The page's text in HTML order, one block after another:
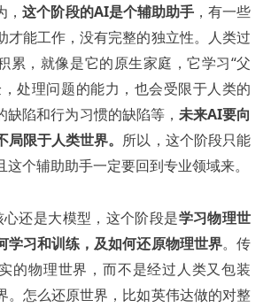
，这个阶段的AI是个辅助助手，有一些
才能工作，没有完整的独立性。人类过
累，就像是它的原生家庭，它学习“父
处理问题的能力，也会受限于人类的
缺陷和行为习惯的缺陷等， 未来AI要向
限于人类世界。 所以，这个阶段只能
个辅助助手一定要回到专业领域来。
心还是大模型，这个阶段是学习物理世
学习和训练，及如何还原物理世界。传
的物理世界，而不是经过人类又包装
。怎么还原世界，比如英伟达做的对整